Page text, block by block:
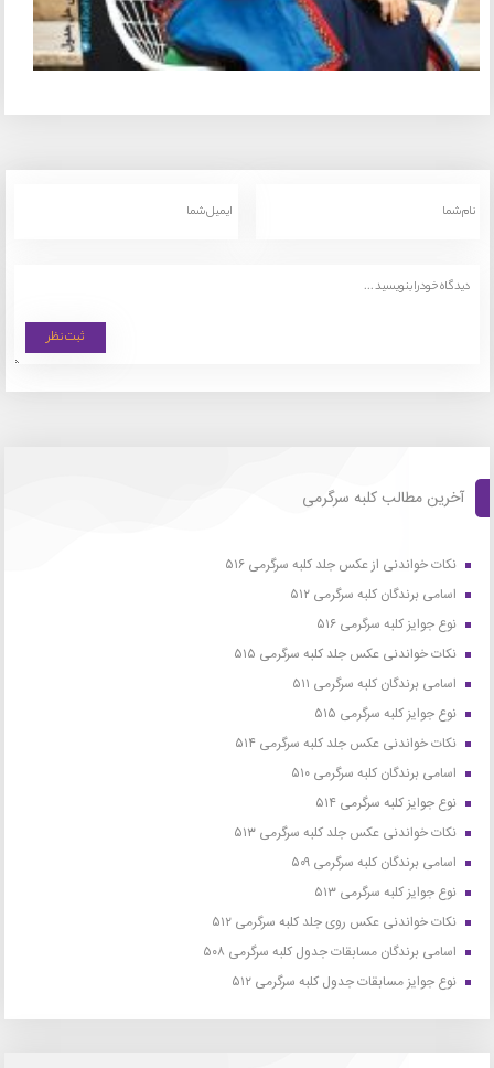
آخرین مطالب کلبه سرگرمی
نکات خواندنی از عکس جلد کلبه سرگرمی ۵۱۶
اسامی برندگان کلبه سرگرمی ۵۱۲
نوع جوایز کلبه سرگرمی ۵۱۶
نکات خواندنی عکس جلد کلبه سرگرمی ۵۱۵
اسامی برندگان کلبه سرگرمی ۵۱۱
نوع جوایز کلبه سرگرمی ۵۱۵
نکات خواندنی عکس جلد کلبه سرگرمی ۵۱۴
اسامی برندگان کلبه سرگرمی ۵۱۰
نوع جوایز کلبه سرگرمی ۵۱۴
نکات خواندنی عکس جلد کلبه سرگرمی ۵۱۳
اسامی برندگان کلبه سرگرمی ۵۰۹
نوع جوایز کلبه سرگرمی ۵۱۳
نکات خواندنی عکس روی جلد کلبه سرگرمی ۵۱۲
اسامی برندگان مسابقات جدول کلبه سرگرمی ۵۰۸
نوع جوایز مسابقات جدول کلبه سرگرمی ۵۱۲